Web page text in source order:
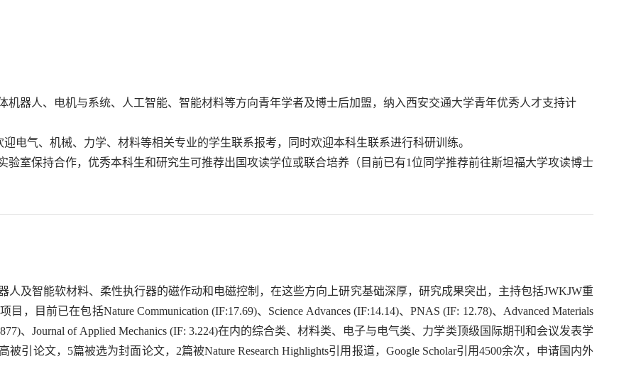
器人、电机与系统、人工智能、智能材料等方向青年学者及博士后加盟，纳入西安交通大学青年优秀人才支持计
电气、机械、力学、材料等相关专业的学生联系报考，同时欢迎本科生联系进行科研训练。
室保持合作，优秀本科生和研究生可推荐出国攻读学位或联合培养（目前已有1位同学推荐前往斯坦福大学攻读博士
人及智能软材料、柔性执行器的磁作动和电磁控制，在这些方向上研究基础深厚，研究成果突出，主持包括JWKJW重
目，目前已在包括Nature Communication(IF:17.69)、 Science Advances (IF:14.14)、PNAS (IF: 12.78)、 Advanced Materials
、Journal of Applied Mechanics(IF: 3.224)在内的综合类、材料类、电子与电气类、力学类顶级国际期刊和会议发表学
引论文，5篇被选为封面论文，2篇被Nature Research Highlights引用报道，Google Scholar引用4500余次，申请国内外